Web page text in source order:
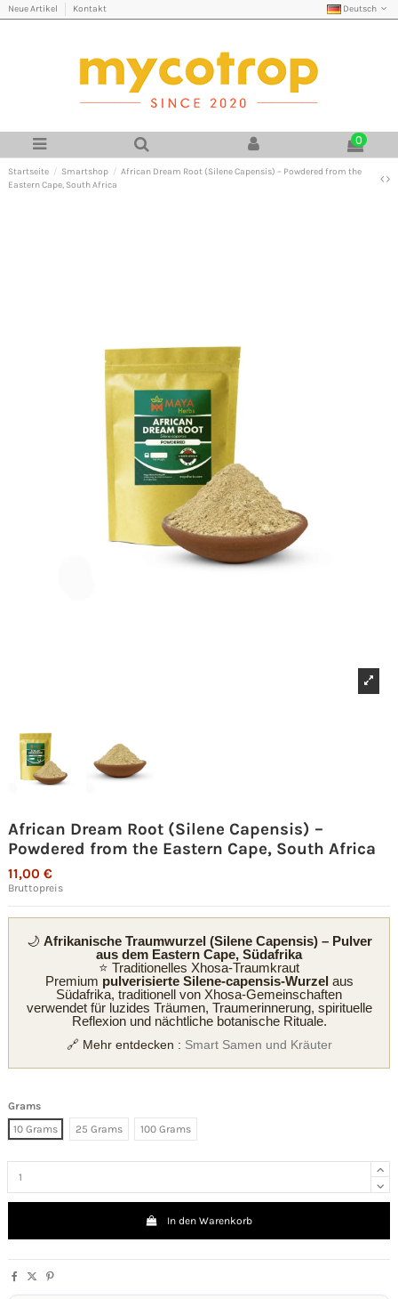
Neue Artikel Kontakt Deutsch
0
Startseite Smartshop
African Dream Root (Silene Capensis) – Powdered from the
Eastern Cape, South Africa
African Dream Root (Silene Capensis) –
Powdered from the Eastern Cape, South Africa
11,00 €
Bruttopreis
🌙 Afrikanische Traumwurzel (Silene Capensis) – Pulver
aus dem Eastern Cape, Südafrika
⭐ Traditionelles Xhosa-Traumkraut
Premium pulverisierte Silene-capensis-Wurzel aus
Südafrika, traditionell von Xhosa-Gemeinschaften
verwendet für luzides Träumen, Traumerinnerung, spirituelle
Reflexion und nächtliche botanische Rituale.
🔗 Mehr entdecken : Smart Samen und Kräuter
Grams
10 Grams
25 Grams 100 Grams
In den Warenkorb